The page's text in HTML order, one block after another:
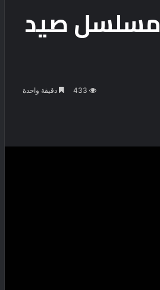
مسلسل صيد
433 دقيقة واحدة